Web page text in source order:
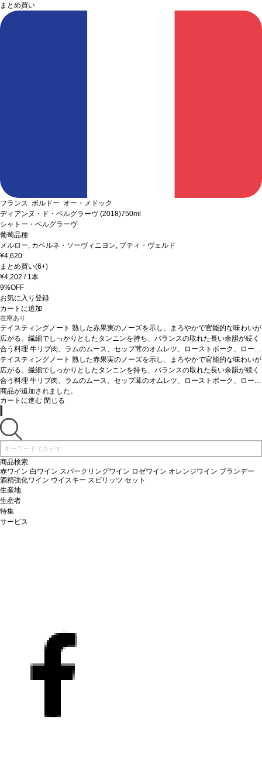
まとめ買い
フランス ボルドー オー・メドック
ディアンヌ・ド・ベルグラーヴ (2018)750ml
シャトー・ベルグラーヴ
葡萄品種:
メルロー, カベルネ・ソーヴィニヨン, プティ・ヴェルド
¥4,620
まとめ買い(6+)
¥4,202 / 1本
9%OFF
お気に入り登録
カートに追加
在庫あり
テイスティングノート 熟した赤果実のノーズを示し、まろやかで官能的な味わいが
広がる。繊細でしっかりとしたタンニンを持ち、バランスの取れた長い余韻が続く
合う料理 牛リブ肉、ラムのムース、セップ茸のオムレツ、ローストポーク、ロース
トビーフ、ロッシーニ風ステーキ、チーズなどと好相性 葡萄品種メルロー 85%、
カベルネ・ソーヴィニヨン 11%、プティ・ヴェルド 4%認証HVE3*本ヴィンテー
ジが在庫切れの場合、在庫があり価格が同様の場合は自動的に次のヴィンテージに
変更されます、ご了承ください。
テイスティングノート 熟した赤果実のノーズを示し、まろやかで官能的な味わいが
広がる。繊細でしっかりとしたタンニンを持ち、バランスの取れた長い余韻が続く
合う料理 牛リブ肉、ラムのムース、セップ茸のオムレツ、ローストポーク、ロース
トビーフ、ロッシーニ風ステーキ、チーズなどと好相性
カベルネ・ソーヴィニヨン 11%、プティ・ヴェルド 4%
変更されます、ご了承ください。
商品が追加されました。
カートに進む 閉じる
商品検索
赤ワイン 白ワイン スパークリングワイン ロゼワイン オレンジワイン ブランデー
酒精強化ワイン ウイスキー スピリッツ セット
生産地
生産者
特集
サービス